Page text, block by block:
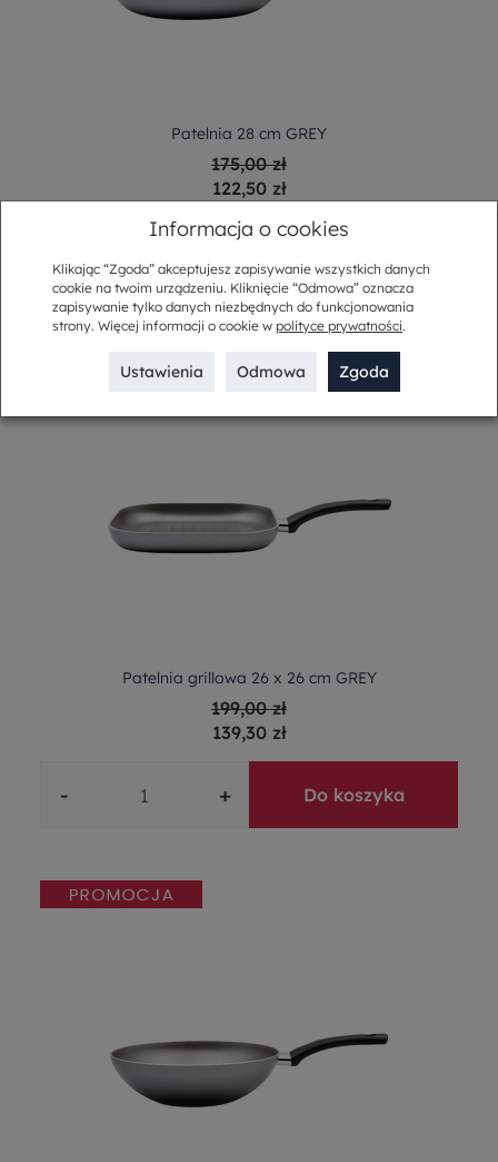
Patelnia 28 cm GREY
175,00 zł
122,50 zł
Patelnia grillowa 26 x 26 cm GREY
199,00 zł
139,30 zł
- + Do koszyka
Informacja o cookies
Klikając “Zgoda” akceptujesz zapisywanie wszystkich danych
cookie na twoim urządzeniu. Kliknięcie “Odmowa” oznacza
zapisywanie tylko danych niezbędnych do funkcjonowania
strony. Więcej informacji o cookie w polityce prywatności.
Ustawienia Odmowa Zgoda